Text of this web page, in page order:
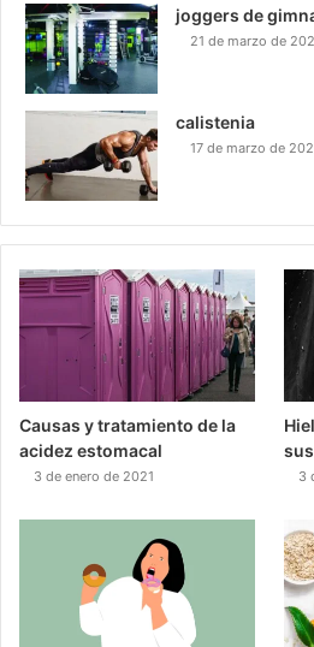
joggers de
21 de marzo de
calistenia
17 de marzo de
Causas y tratamiento de la
acidez estomacal
3 de enero de 2021 3